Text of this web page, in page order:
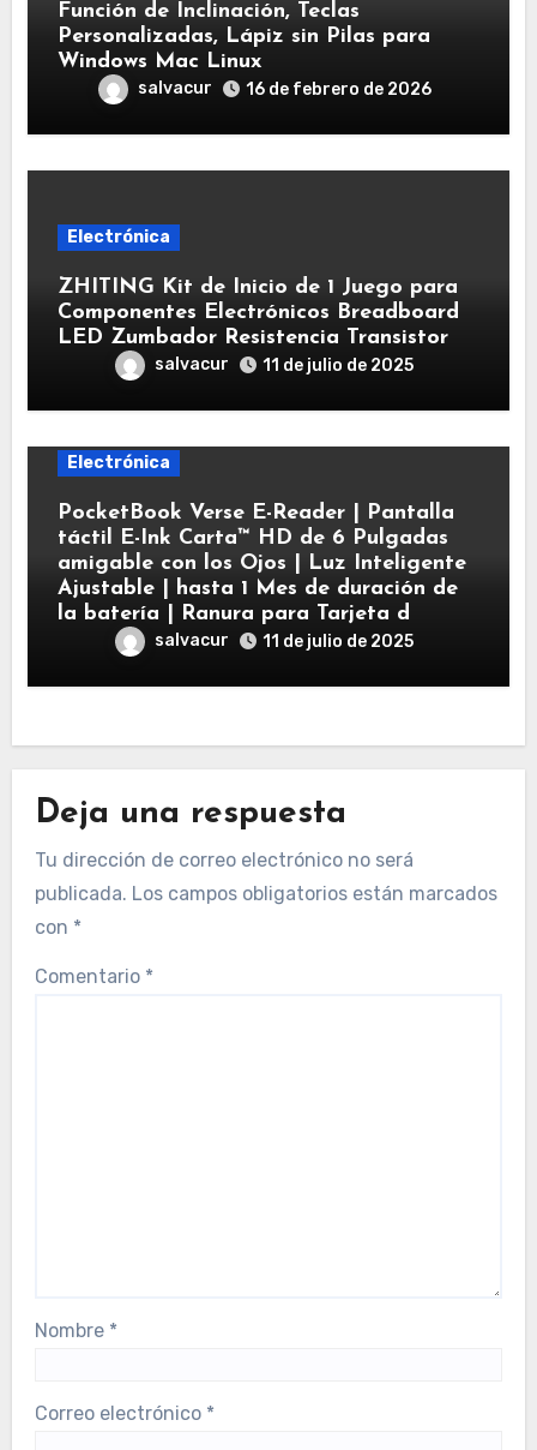
Función de Inclinación, Teclas
Personalizadas, Lápiz sin Pilas para
Windows Mac Linux
salvacur 16 de febrero de 2026
Electrónica
ZHITING Kit de Inicio de 1 Juego para
Componentes Electrónicos Breadboard
LED Zumbador Resistencia Transistor
salvacur 11 de julio de 2025
Electrónica
PocketBook Verse E-Reader | Pantalla
táctil E-Ink Carta™ HD de 6 Pulgadas
amigable con los Ojos | Luz Inteligente
Ajustable | hasta 1 Mes de duración de
la batería | Ranura para Tarjeta d
salvacur 11 de julio de 2025
Deja una respuesta
Tu dirección de correo electrónico no será
publicada. Los campos obligatorios están marcados
con *
Comentario *
Nombre *
Correo electrónico *